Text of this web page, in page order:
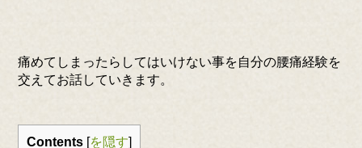
痛めてしまったらしてはいけない事を自分の腰痛経験を
交えてお話していきます。
Contents [を隠す]